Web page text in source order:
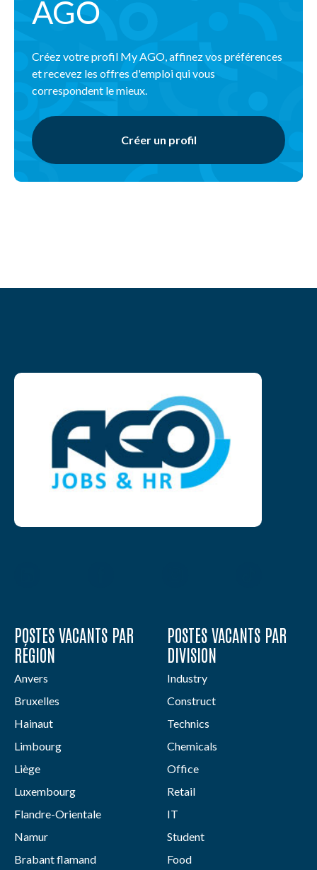
AGO
Créez votre profil My AGO, affinez vos préférences
et recevez les offres d'emploi qui vous
correspondent le mieux.
Créer un profil
POSTES VACANTS PAR
RÉGION
Anvers
Bruxelles
Hainaut
Limbourg
Liège
Luxembourg
Flandre-Orientale
Namur
Brabant flamand
POSTES VACANTS PAR
DIVISION
Industry
Construct
Technics
Chemicals
Office
Retail
IT
Student
Food